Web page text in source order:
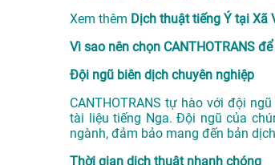
Xem thêm Dịch thuật tiếng Ý tại Xã
Vì sao nên chọn CANTHOTRANS
Đội ngũ biên dịch chuyên nghiệp
CANTHOTRANS tự hào với đội
tài liệu tiếng Nga. Đội ngũ của
ngành, đảm bảo mang đến bản
Thời gian dịch thuật nhanh chóng